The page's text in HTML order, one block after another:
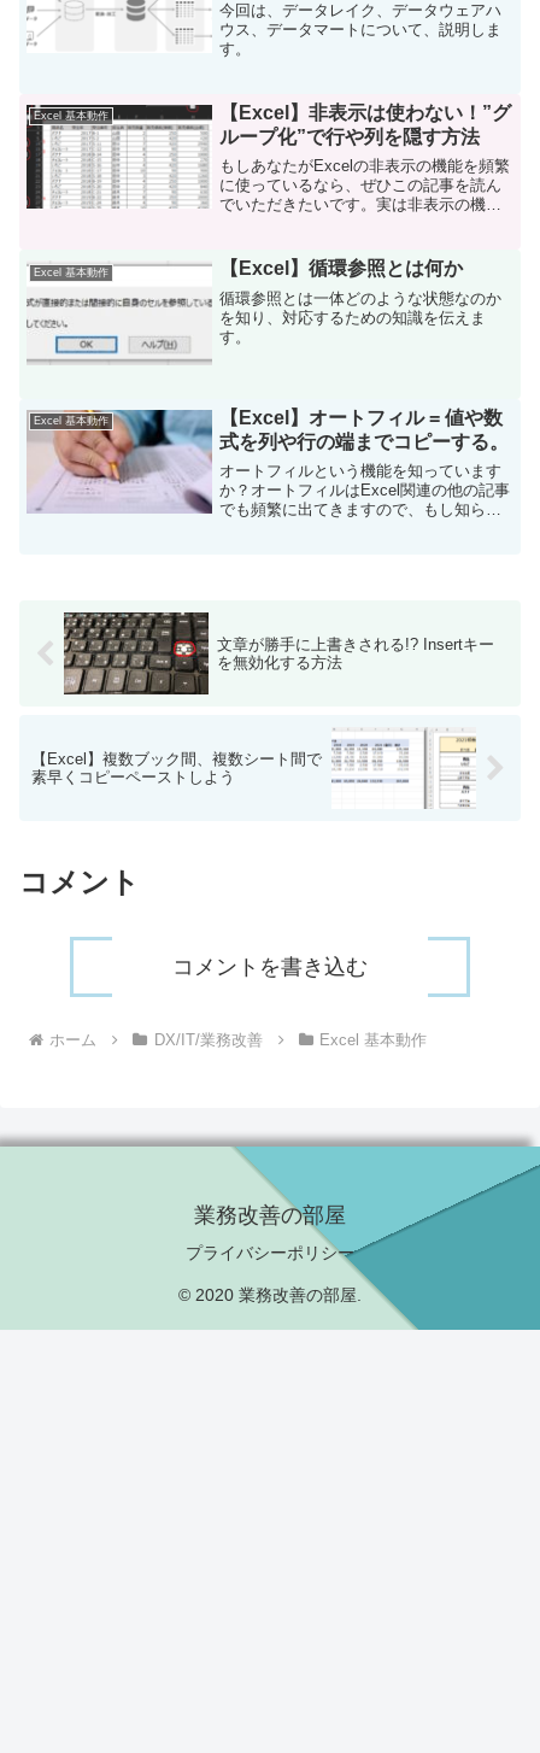
今回は、データレイク、データウェアハ
ウス、データマートについて、説明しま
す。
Excel 基本動作
【Excel】非表示は使わない！”グ
ループ化”で行や列を隠す方法
もしあなたがExcelの非表示の機能を頻繁
に使っているなら、ぜひこの記事を読ん
でいただきたいです。実は非表示の機能
Excel 基本動作 【Excel】循環参照とは何か
循環参照とは一体どのような状態なのか
を知り、対応するための知識を伝えま
す。
Excel 基本動作
【Excel】オートフィル = 値や数
式を列や行の端までコピーする。
オートフィルという機能を知っています
か？オートフィルはExcel関連の他の記事
でも頻繁に出てきますので、もし知らな
文章が勝手に上書きされる!? Insertキー
を無効化する方法
【Excel】複数ブック間、複数シート間で
素早くコピーペーストしよう
コメント
コメントを書き込む
ホーム DX/IT/業務改善 Excel 基本動作
業務改善の部屋
プライバシーポリシー
© 2020 業務改善の部屋.